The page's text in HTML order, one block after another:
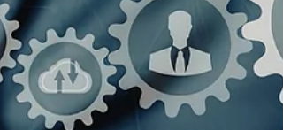
impegno giuridicamente vincolante.
Ordini, contratti e lettere d’intenti
incidere sull’ammissibilità
dell’investimento, mentre preventivi o
studi preliminari non configurano
automaticamente l’avvio.